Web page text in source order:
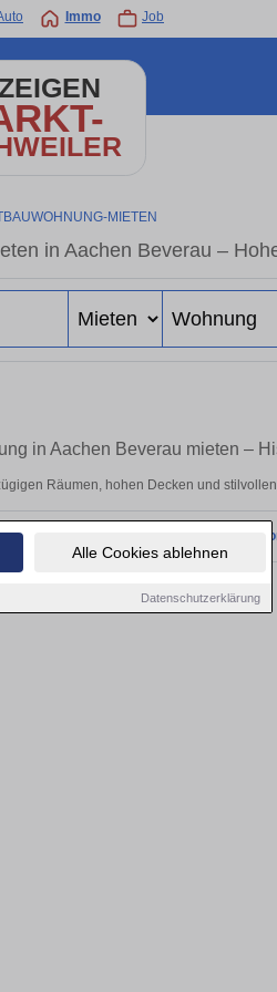
Alle Cookies ablehnen
Datenschutzerklärung
Immo Job
MIETEN
in Aachen Beverau –
in Aachen Beverau mieten –
Räumen, hohen Decken und
finden. Schauen Sie bald wieder